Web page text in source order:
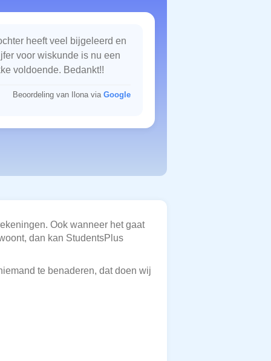
heeft veel bijgeleerd en
voor wiskunde is nu een
voldoende. Bedankt!!
Beoordeling van Ilona via Google
Ook wanneer het gaat
dan kan StudentsPlus
te benaderen, dat doen wij